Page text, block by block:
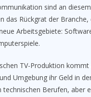
sind an
das Rückgrat der
Arbeitsgebiete:
TV-Produktion
Umgebung ihr Geld in
Berufen, aber